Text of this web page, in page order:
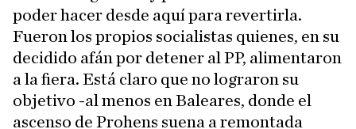
poder hacer desde aquí para revertirla.
Fueron los propios socialistas quienes, en su
decidido afán por detener al PP, alimentaron
a la fiera. Está claro que no lograron su
objetivo -al menos en Baleares, donde el
ascenso de Prohens suena a remontada